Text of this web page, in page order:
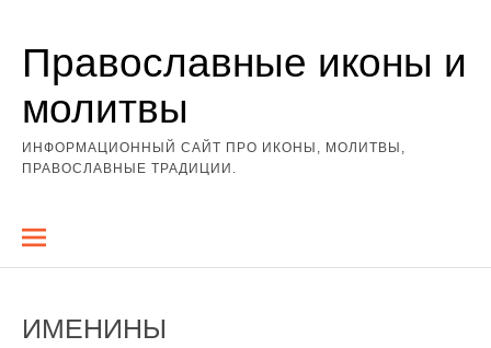
содержимому
Православные иконы и
молитвы
ИНФОРМАЦИОННЫЙ САЙТ ПРО ИКОНЫ, МОЛИТВЫ,
ПРАВОСЛАВНЫЕ ТРАДИЦИИ.
ИМЕНИНЫ